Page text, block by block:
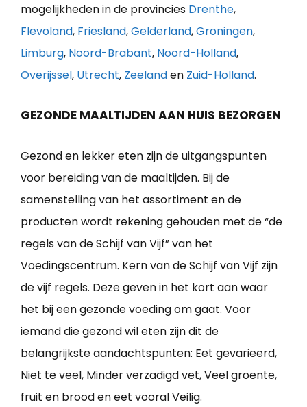
mogelijkheden in de provincies Drenthe,
Flevoland, Friesland,Gelderland,Groningen,
Limburg, Noord-Brabant, Noord-Holland,
Overijssel, Utrecht, Zeelanden Zuid-Holland.
GEZONDE MAALTIJDEN AAN HUIS BEZORGEN
Gezond en lekker eten zijn de uitgangspunten
voor bereiding van de maaltijden. Bij de
samenstelling van het assortiment en de
producten wordt rekening gehouden met de “de
regels van de Schijf van Vijf” van het
Voedingscentrum. Kern van de Schijf van Vijf zijn
de vijf regels. Deze geven in het kort aan waar
het bij een gezonde voeding om gaat. Voor
iemand die gezond wil eten zijn dit de
belangrijkste aandachtspunten: Eet gevarieerd,
Niet te veel, Minder verzadigd vet, Veel groente,
fruit en brood en eet vooral Veilig.